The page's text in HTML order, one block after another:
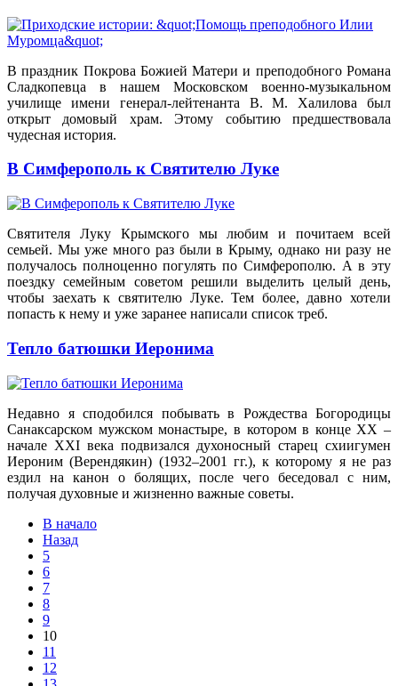
В праздник Покрова Божией Матери и преподобного Романа
Сладкопевца в нашем Московском военно-музыкальном
училище имени генерал-лейтенанта В. М. Халилова был
открыт домовый храм. Этому событию предшествовала
чудесная история.
В Симферополь к Святителю Луке
Святителя Луку Крымского мы любим и почитаем всей
семьей. Мы уже много раз были в Крыму, однако ни разу не
получалось полноценно погулять по Симферополю. А в эту
поездку семейным советом решили выделить целый день,
чтобы заехать к святителю Луке. Тем более, давно хотели
попасть к нему и уже заранее написали список треб.
Тепло батюшки Иеронима
Недавно я сподобился побывать в Рождества Богородицы
Санаксарском мужском монастыре, в котором в конце XX –
начале XXI века подвизался духоносный старец схиигумен
Иероним (Верендякин) (1932–2001 гг.), к которому я не раз
ездил на канон о болящих, после чего беседовал с ним,
получая духовные и жизненно важные советы.
В начало
Назад
5
6
7
8
9
10
11
12